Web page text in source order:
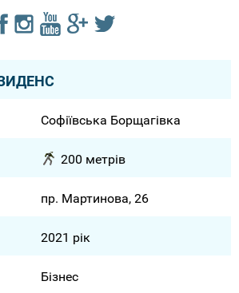
Софіївська Борщагівка
200 метрів
пр. Мартинова, 26
2021 рік
Бізнес